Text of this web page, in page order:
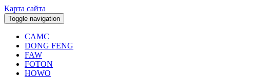
Карта сайта
Toggle navigation
CAMC
DONG FENG
FAW
FOTON
HOWO